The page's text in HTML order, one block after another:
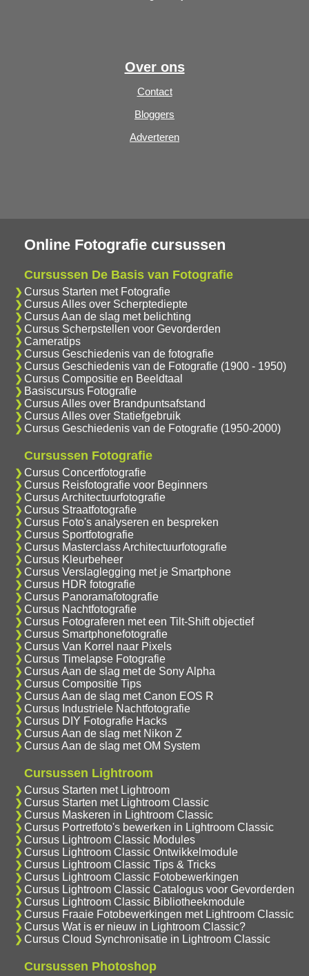
Over ons
Contact
Bloggers
Adverteren
Online Fotografie cursussen
Cursussen De Basis van Fotografie
Cursus Starten met Fotografie
Cursus Alles over Scherptediepte
Cursus Aan de slag met belichting
Cursus Scherpstellen voor Gevorderden
Cameratips
Cursus Geschiedenis van de fotografie
Cursus Geschiedenis van de Fotografie (1900 - 1950)
Cursus Compositie en Beeldtaal
Basiscursus Fotografie
Cursus Alles over Brandpuntsafstand
Cursus Alles over Statiefgebruik
Cursus Geschiedenis van de Fotografie (1950-2000)
Cursussen Fotografie
Cursus Concertfotografie
Cursus Reisfotografie voor Beginners
Cursus Architectuurfotografie
Cursus Straatfotografie
Cursus Foto's analyseren en bespreken
Cursus Sportfotografie
Cursus Masterclass Architectuurfotografie
Cursus Kleurbeheer
Cursus Verslaglegging met je Smartphone
Cursus HDR fotografie
Cursus Panoramafotografie
Cursus Nachtfotografie
Cursus Fotograferen met een Tilt-Shift objectief
Cursus Smartphonefotografie
Cursus Van Korrel naar Pixels
Cursus Timelapse Fotografie
Cursus Aan de slag met de Sony Alpha
Cursus Compositie Tips
Cursus Aan de slag met Canon EOS R
Cursus Industriele Nachtfotografie
Cursus DIY Fotografie Hacks
Cursus Aan de slag met Nikon Z
Cursus Aan de slag met OM System
Cursussen Lightroom
Cursus Starten met Lightroom
Cursus Starten met Lightroom Classic
Cursus Maskeren in Lightroom Classic
Cursus Portretfoto's bewerken in Lightroom Classic
Cursus Lightroom Classic Modules
Cursus Lightroom Classic Ontwikkelmodule
Cursus Lightroom Classic Tips & Tricks
Cursus Lightroom Classic Fotobewerkingen
Cursus Lightroom Classic Catalogus voor Gevorderden
Cursus Lightroom Classic Bibliotheekmodule
Cursus Fraaie Fotobewerkingen met Lightroom Classic
Cursus Wat is er nieuw in Lightroom Classic?
Cursus Cloud Synchronisatie in Lightroom Classic
Cursussen Photoshop